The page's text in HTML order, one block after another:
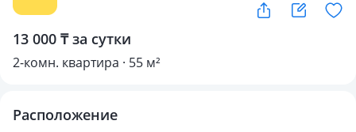
13 000 ₸ за сутки
2-комн. квартира · 55 м²
Расположение